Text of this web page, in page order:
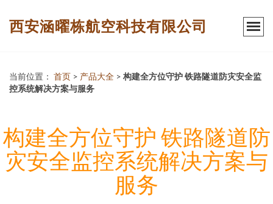
西安涵曜栋航空科技有限公司
当前位置： 首页 > 产品大全 > 构建全方位守护 铁路隧道防灾安全监
控系统解决方案与服务
构建全方位守护 铁路隧道防
灾安全监控系统解决方案与
服务